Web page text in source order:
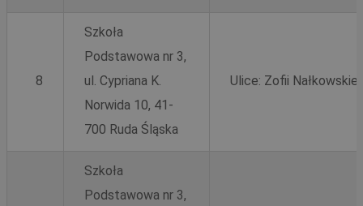
8
Szkoła
Podstawowa nr 3,
ul. Cypriana K.
Norwida 10, 41-
700 Ruda Śląska
Ulice: Zofii Nałkowskiej
Szkoła
Podstawowa nr 3,